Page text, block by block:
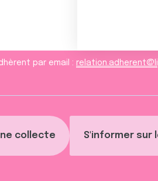
collecte S'informer sur
par email :